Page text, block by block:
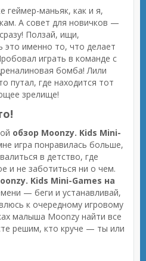
геймер-маньяк, как и я,
А совет для новичков —
Ползай, ищи,
это именно то, что делает
играть в команде с
бомба! Лили
путал, где находится тот
зрелище!
обзор Moonzy. Kids Mini-
игра понравилась больше,
в детство, где
и не заботиться ни о чем.
Kids Mini-Games на
— беги и устанавливай,
к очередному игровому
малыша Moonzy найти все
решим, кто круче — ты или